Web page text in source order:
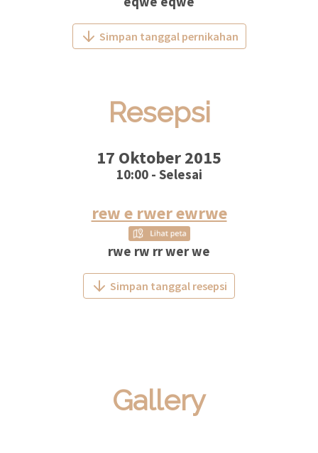
Simpan tanggal pernikahan
Resepsi
17 Oktober 2015
10:00 - Selesai
rew e rwer ewrwe
rwe rw rr wer we
Simpan tanggal resepsi
Gallery